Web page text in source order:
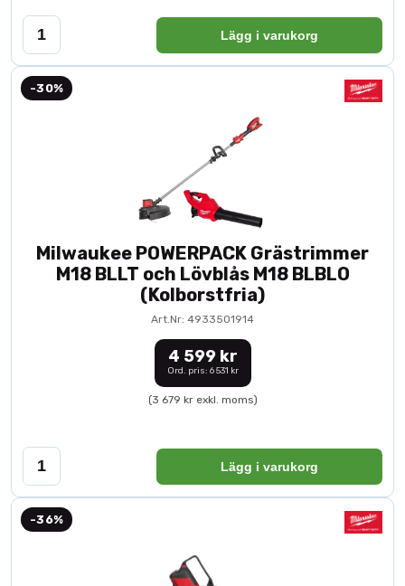
Lägg i varukorg
-30%
Milwaukee POWERPACK Grästrimmer
M18 BLLT och Lövblås M18 BLBLO
(Kolborstfria)
Art.Nr: 4933501914
4 599 kr
Ord. pris: 6 531 kr
(3 679 kr exkl. moms)
Lägg i varukorg
-36%